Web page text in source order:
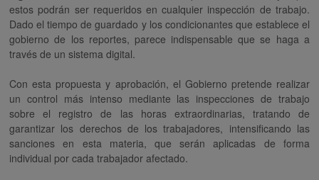
estos podrán ser requeridos en cualquier inspección de trabajo.
Dado el tiempo de guardado y los condicionantes que establece el
gobierno de los reportes, parece indispensable que se haga a
través de un sistema digital.
Con esta propuesta y aprobación, el Gobierno pretende realizar
un control más intenso mediante las inspecciones de trabajo
sobre el registro de las horas extraordinarias, tratando de
garantizar los derechos de los trabajadores, intensificando las
sanciones en esta materia, que serán aplicadas de forma
individual por cada trabajador afectado.